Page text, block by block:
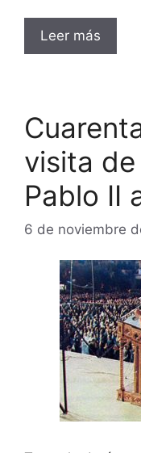
Leer más
visita de
Pablo II
6 de noviembre